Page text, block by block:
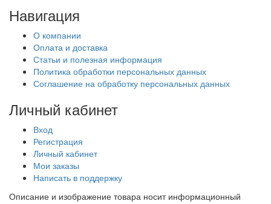
Навигация
О компании
Оплата и доставка
Статьи и полезная информация
Политика обработки персональных данных
Соглашение на обработку персональных данных
Личный кабинет
Вход
Регистрация
Личный кабинет
Мои заказы
Написать в поддержку
Описание и изображение товара носит информационный